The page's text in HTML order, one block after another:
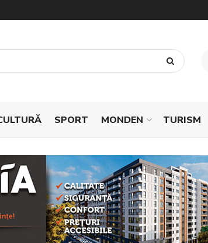
SPORT MONDEN TURISM